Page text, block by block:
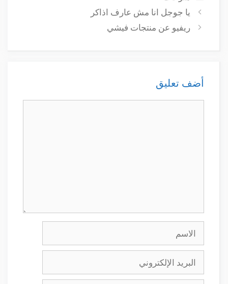
يا جوجل انا مش عارف اذاكر
ريفيو عن منتجات فيشي
أضف تعليق
الإلكتروني